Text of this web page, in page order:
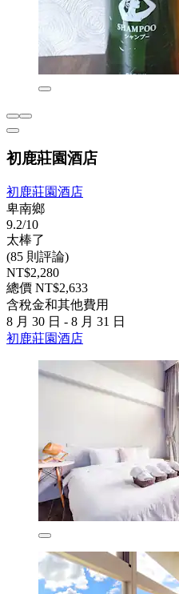
初鹿莊園酒店
初鹿莊園酒店
卑南鄉
9.2/10
太棒了
(85 則評論)
NT$2,280
總價 NT$2,633
含稅金和其他費用
8 月 30 日 - 8 月 31 日
初鹿莊園酒店